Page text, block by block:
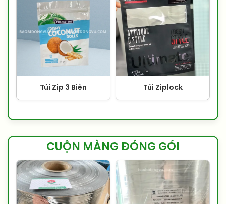
Túi Zip 3 Biên Túi Ziplock
CUỘN MÀNG ĐÓNG GÓI